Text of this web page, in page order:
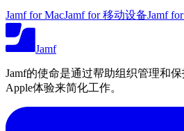
Jamf for MacJamf for 移动设备Jamf
Jamf
Jamf的使命是通过帮助组织管理和
Apple体验来简化工作。